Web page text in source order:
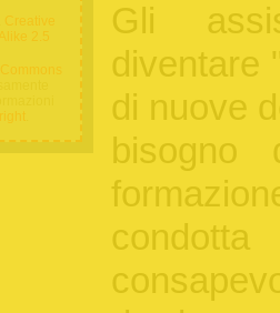
Creative
2.5
Gli
diventare
di nuove